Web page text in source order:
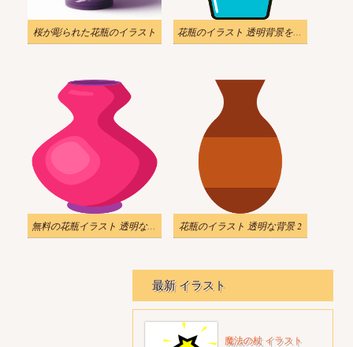
桜が彫られた花瓶のイラスト 花瓶のイラスト 透明背景をダウンロード 2
無料の花瓶イラスト 透明な背景 花瓶のイラスト 透明な背景 2
最新 イラスト
魔法の杖 イラスト